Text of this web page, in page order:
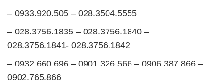
– 0933.920.505 – 028.3504.5555
– 028.3756.1835 – 028.3756.1840 –
028.3756.1841- 028.3756.1842
– 0932.660.696 – 0901.326.566 – 0906.387.866 –
0902.765.866